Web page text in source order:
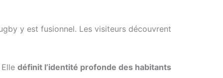
y est fusionnel. Les visiteurs découvrent
définit l’identité profonde des habitants